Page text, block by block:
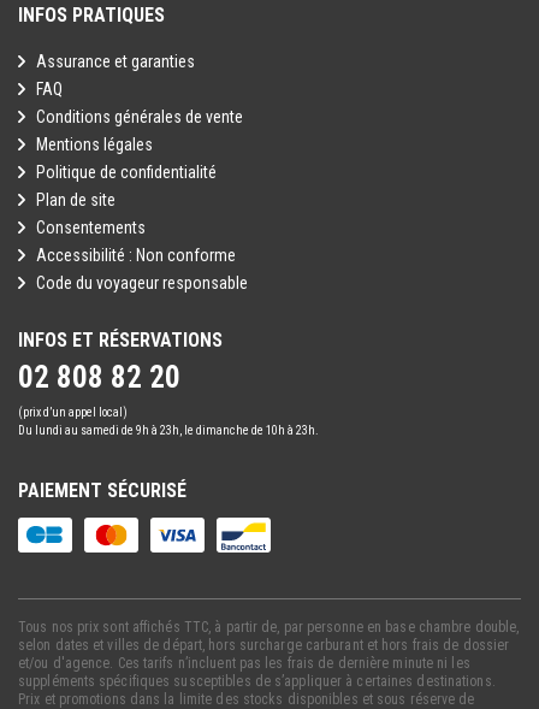
INFOS PRATIQUES
Assurance et garanties
FAQ
Conditions générales de vente
Mentions légales
Politique de confidentialité
Plan de site
Consentements
Accessibilité : Non conforme
Code du voyageur responsable
INFOS ET RÉSERVATIONS
02 808 82 20
(prix d’un appel local)
Du lundi au samedi de 9h à 23h, le dimanche de 10h à 23h.
PAIEMENT SÉCURISÉ
Tous nos prix sont affichés TTC, à partir de, par personne en base chambre double,
selon dates et villes de départ, hors surcharge carburant et hors frais de dossier
et/ou d'agence. Ces tarifs n’incluent pas les frais de dernière minute ni les
suppléments spécifiques susceptibles de s’appliquer à certaines destinations.
Prix et promotions dans la limite des stocks disponibles et sous réserve de